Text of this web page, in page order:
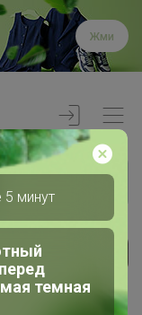
Жми
минут
темная